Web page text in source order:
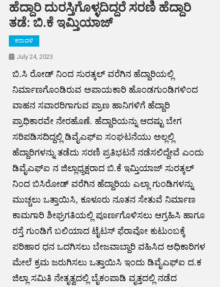
ಹೆದ್ದಾರಿ ದುರಸ್ತಿಗೊಳ್ಳದಿದ್ದರೆ ಸರಣಿ ಹೆದ್ದಾರಿ
ತಡೆ: ಬಿ.ಕೆ ಇಮ್ತಿಯಾಜ್
ಕರಾವಳಿ
July 24, 2023
ಬಿ.ಸಿ ರೋಡ್ ನಿಂದ ಸುರತ್ಕಲ್ ವರೆಗಿನ ಹೆದ್ದಾರಿಯಲ್ಲಿ
ನಿರ್ಮಾಣಗೊಂಡಿರುವ ಅಪಾಯಕಾರಿ ಹೊಂಡಗುಂಡಿಗಳಿಂದ
ವಾಹನ ಸವಾರರಿಗಾಗುವ ಪ್ರಾಣ ಹಾನಿಗಳಿಗೆ ಹೆದ್ದಾರಿ
ಪ್ರಾಧಿಕಾರವೇ ನೇರಹೊಣೆ. ಹೆದ್ದಾರಿಯನ್ನು ಆದಷ್ಟು ಬೇಗ
ಸರಿಪಡಿಸದಿದ್ದಲ್ಲಿ ಡಿವೈಎಫ್ಐ ಸಂಘಟನೆಯು ಅಲ್ಲಲ್ಲಿ
ಹೆದ್ದಾರಿಗಳನ್ನು ತಡೆದು ಸರಣಿ ಪ್ರತಿಭಟನೆ ನಡೆಸಲಿದ್ದೇವೆ ಎಂದು
ಡಿವೈಎಫ್ಐ ನ ಜಿಲ್ಲಾಧ್ಯಕ್ಷರಾದ ಬಿ.ಕೆ ಇಮ್ತಿಯಾಜ್ ಸುರತ್ಕಲ್
ನಿಂದ ಬಿಸಿರೋಡ್ ವರೆಗಿನ ಹೆದ್ದಾರಿಯ ಎಲ್ಲಾ ಗುಂಡಿಗಳನ್ನು
ಮುಚ್ಚಲು ಒತ್ತಾಯಿಸಿ, ಕೂಳೂರು ನೂತನ ಸೇತುವೆ ನಿರ್ಮಾಣ
ಕಾಮಗಾರಿ ಶೀಘ್ರಗತಿಯಲ್ಲಿ ಪೂರ್ಣಗೊಳಿಸಲು ಆಗ್ರಹಿಸಿ ಹಾಗೂ
ರಸ್ತೆ ಗುಂಡಿಗೆ ಬಲಿಯಾದ ಟೈಟಸ್ ಫೆರಾವೋ ಕುಟುಂಬಕ್ಕೆ‌
ಪರಿಹಾರ ಧನ ಒದಗಿಸಲು ಬೇಜವಾಬ್ದಾರಿ ವಹಿಸಿದ ಅಧಿಕಾರಿಗಳ
ಮೇಲೆ ಕ್ರಮ ಜರುಗಿಸಲು ಒತ್ತಾಯಿಸಿ ಇಂದು ಡಿವೈಎಫ್ಐ ದ.ಕ
ಜಿಲ್ಲಾ ಸಮಿತಿ ನೇತೃತ್ವದಲ್ಲಿ ಬೈಕಂಪಾಡಿ ವೃತ್ತದಲ್ಲಿ ನಡೆದ